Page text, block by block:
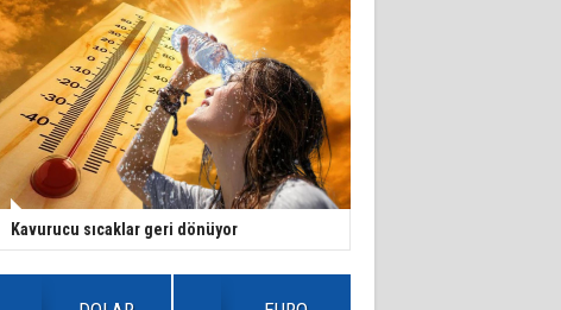
Kavurucu sıcaklar geri dönüyor